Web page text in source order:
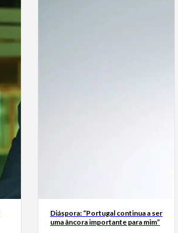
Diáspora: “Portugal continua a ser
uma âncora importante para mim”